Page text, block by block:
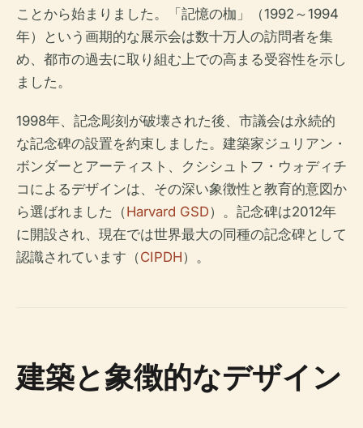
ことから始まりました。「記憶の枷」（1992～1994
年）という画期的な展示会は数十万人の訪問者を集
め、都市の過去に取り組む上での高まる受容性を示し
ました。
1998年、記念彫刻が破壊された後、市議会は永続的
な記念碑の設置を約束しました。建築家ジュリアン・
ボンダーとアーティスト、クシシュトフ・ウォディチ
コによるデザインは、その深い象徴性と教育的意図か
ら選ばれました（Harvard GSD）。記念碑は2012年
に開設され、現在では世界最大の同種の記念碑として
認識されています（CIPDH）。
建築と象徴的なデザイン